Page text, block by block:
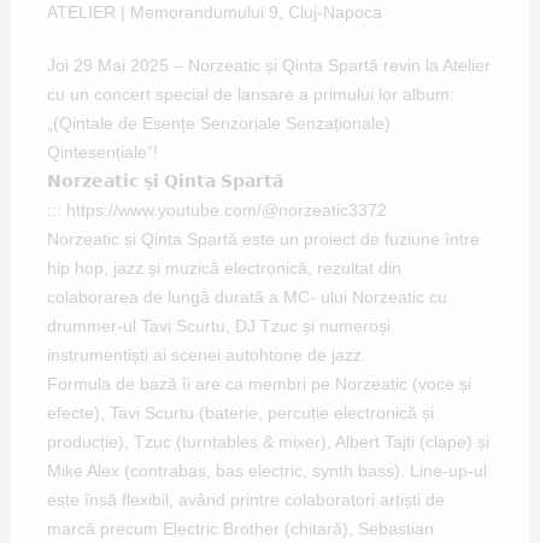
ATELIER | Memorandumului 9, Cluj-Napoca
Joi 29 Mai 2025 – Norzeatic și Qinta Spartă revin la Atelier
cu un concert special de lansare a primului lor album:
„(Qintale de Esențe Senzoriale Senzaționale)
Qintesențiale”!
𝗡𝗼𝗿𝘇𝗲𝗮𝘁𝗶𝗰 𝘀̦𝗶 𝗤𝗶𝗻𝘁𝗮 𝗦𝗽𝗮𝗿𝘁𝗮̆
::: https://www.youtube.com/@norzeatic3372
Norzeatic și Qinta Spartă este un proiect de fuziune între
hip hop, jazz și muzică electronică, rezultat din
colaborarea de lungă durată a MC- ului Norzeatic cu
drummer-ul Tavi Scurtu, DJ Tzuc și numeroși
instrumentiști ai scenei autohtone de jazz.
Formula de bază îi are ca membri pe Norzeatic (voce și
efecte), Tavi Scurtu (baterie, percuție electronică și
producție), Tzuc (turntables & mixer), Albert Tajti (clape) și
Mike Alex (contrabas, bas electric, synth bass). Line-up-ul
este însă flexibil, având printre colaboratori artiști de
marcă precum Electric Brother (chitară), Sebastian